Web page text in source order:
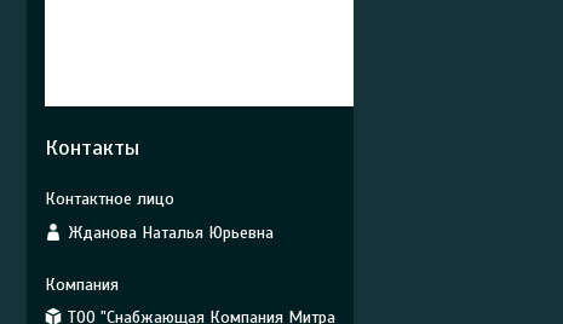
Контакты
Жданова Наталья Юрьевна
ТОО "Снабжающая Компания Митра